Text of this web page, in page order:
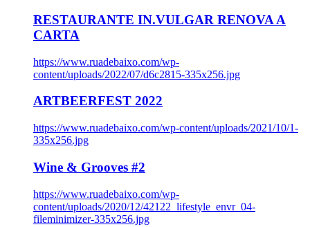
RESTAURANTE IN.VULGAR RENOVA A
CARTA
https://www.ruadebaixo.com/wp-
content/uploads/2022/07/d6c2815-335x256.jpg
ARTBEERFEST 2022
https://www.ruadebaixo.com/wp-content/uploads/2021/10/1-
335x256.jpg
Wine & Grooves #2
https://www.ruadebaixo.com/wp-
content/uploads/2020/12/42122_lifestyle_envr_04-
fileminimizer-335x256.jpg